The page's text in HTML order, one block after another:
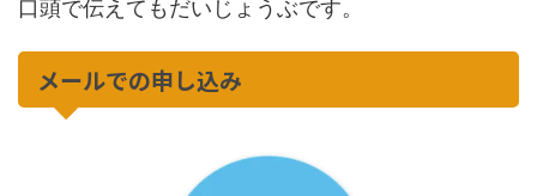
口頭で伝えてもだいじょうぶです。
メールでの申し込み